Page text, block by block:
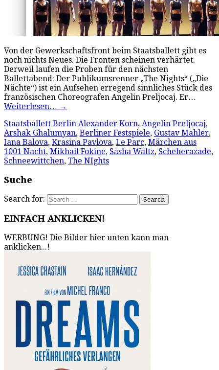
Von der Gewerkschaftsfront beim Staatsballett gibt es
noch nichts Neues. Die Fronten scheinen verhärtet.
Derweil laufen die Proben für den nächsten
Ballettabend: Der Publikumsrenner „The Nights“ („Die
Nächte“) ist ein Aufsehen erregend sinnliches Stück des
französischen Choreografen Angelin Preljocaj. Er…
Weiterlesen… →
Staatsballett Berlin Alexander Korn, Angelin Preljocaj,
Arshak Ghalumyan, Berliner Festspiele, Gustav Mahler,
Iana Balova, Krasina Pavlova, Le Parc, Märchen aus
1001 Nacht, Mikhail Fokine, Sasha Waltz, Scheherazade,
Schneewittchen, The NIghts
Suche
Search for:
EINFACH ANKLICKEN!
WERBUNG! Die Bilder hier unten kann man
anklicken...!